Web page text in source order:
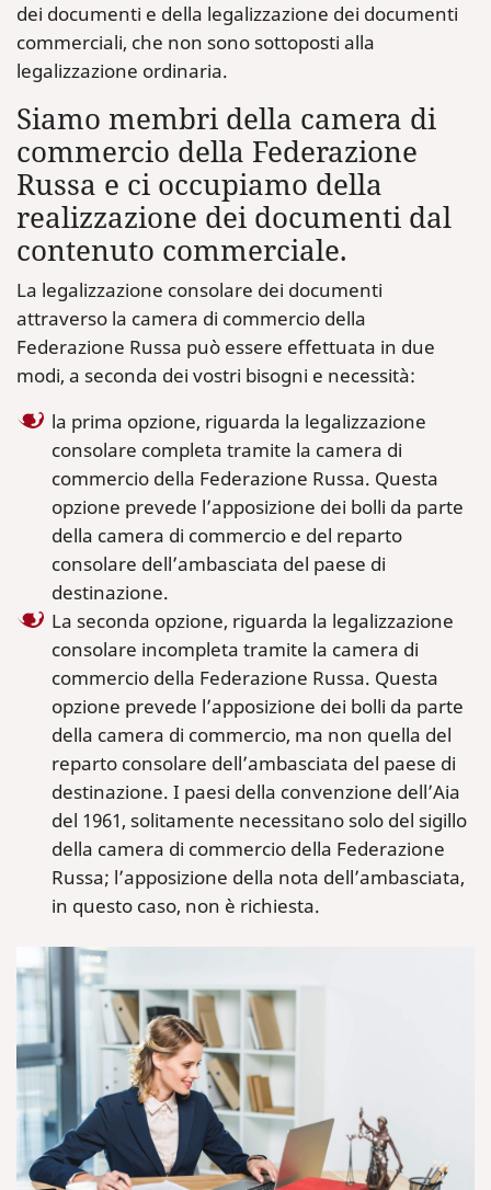
dei documenti e della legalizzazione dei documenti
commerciali, che non sono sottoposti alla
legalizzazione ordinaria.
Siamo membri della camera di
commercio della Federazione
Russa e ci occupiamo della
realizzazione dei documenti dal
contenuto commerciale.
La legalizzazione consolare dei documenti
attraverso la camera di commercio della
Federazione Russa può essere effettuata in due
modi, a seconda dei vostri bisogni e necessità:
la prima opzione, riguarda la legalizzazione
consolare completa tramite la camera di
commercio della Federazione Russa. Questa
opzione prevede l’apposizione dei bolli da parte
della camera di commercio e del reparto
consolare dell’ambasciata del paese di
destinazione.
La seconda opzione, riguarda la legalizzazione
consolare incompleta tramite la camera di
commercio della Federazione Russa. Questa
opzione prevede l’apposizione dei bolli da parte
della camera di commercio, ma non quella del
reparto consolare dell’ambasciata del paese di
destinazione. I paesi della convenzione dell’Aia
del 1961, solitamente necessitano solo del sigillo
della camera di commercio della Federazione
Russa; l’apposizione della nota dell’ambasciata,
in questo caso, non è richiesta.